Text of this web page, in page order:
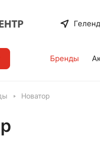
Бренды
Новатор